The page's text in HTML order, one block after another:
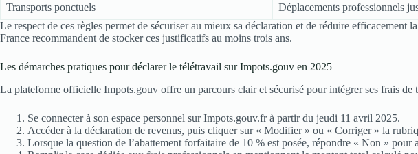
Transports ponctuels Déplacements professionnels
Le respect de ces règles permet de sécuriser au mieux sa déclaration et de réduire
France recommandent de stocker ces justificatifs au moins trois ans.
Les démarches pratiques pour déclarer le télétravail sur Impots.gouv en 2025
La plateforme officielle Impots.gouv offre un parcours clair et sécurisé pour intégrer ses frais
Se connecter à son espace personnel sur Impots.gouv.fr à partir du jeudi 11 avril 2025.
Accéder à la déclaration de revenus, puis cliquer sur « Modifier » ou « Corriger » la
Lorsque la question de l’abattement forfaitaire de 10 % est posée, répondre « Non » pour